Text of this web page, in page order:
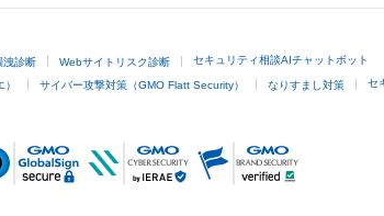
洩診断 Webサイトリスク診断 セキュリティ相談AIチャットボット
サイバー攻撃対策（GMO Flatt Security） なりすまし対策 セ